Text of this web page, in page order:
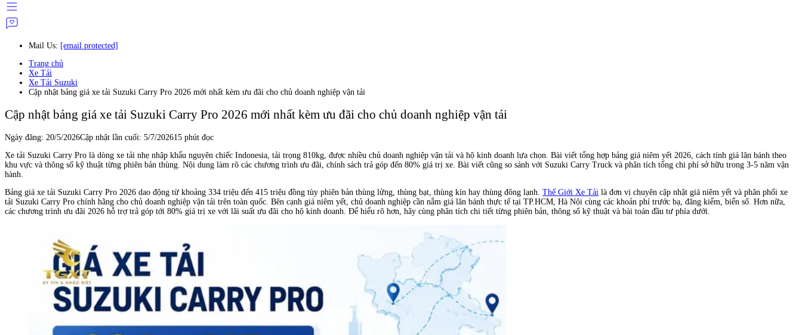
Mail Us: [email protected]
Trang chủ
Xe Tải
Xe Tải Suzuki
Cập nhật bảng giá xe tải Suzuki Carry Pro 2026 mới nhất kèm ưu đãi cho chủ doanh nghiệp vận tải
Cập nhật bảng giá xe tải Suzuki Carry Pro 2026 mới nhất kèm ưu đãi cho chủ doanh nghiệp vận tải
Ngày đăng: 20/5/2026Cập nhật lần cuối: 5/7/202615 phút đọc
Xe tải Suzuki Carry Pro là dòng xe tải nhẹ nhập khẩu nguyên chiếc Indonesia, tải trọng 810kg, được nhiều chủ doanh nghiệp vận tải và hộ kinh doanh lựa chọn. Bài viết tổng hợp bảng giá niêm yết 2026, cách tính giá lăn bánh theo
khu vực và thông số kỹ thuật từng phiên bản thùng. Nội dung làm rõ các chương trình ưu đãi, chính sách trả góp đến 80% giá trị xe. Bài viết cũng so sánh với Suzuki Carry Truck và phân tích tổng chi phí sở hữu trong 3-5 năm vận
hành.
Bảng giá xe tải Suzuki Carry Pro 2026 dao động từ khoảng 334 triệu đến 415 triệu đồng tùy phiên bản thùng lửng, thùng bạt, thùng kín hay thùng đông lạnh. Thế Giới Xe Tải là đơn vị chuyên cập nhật giá niêm yết và phân phối xe
tải Suzuki Carry Pro chính hãng cho chủ doanh nghiệp vận tải trên toàn quốc. Bên cạnh giá niêm yết, chủ doanh nghiệp cần nắm giá lăn bánh thực tế tại TP.HCM, Hà Nội cùng các khoản phí trước bạ, đăng kiểm, biển số. Hơn nữa,
các chương trình ưu đãi 2026 hỗ trợ trả góp tới 80% giá trị xe với lãi suất ưu đãi cho hộ kinh doanh. Để hiểu rõ hơn, hãy cùng phân tích chi tiết từng phiên bản, thông số kỹ thuật và bài toán đầu tư phía dưới.